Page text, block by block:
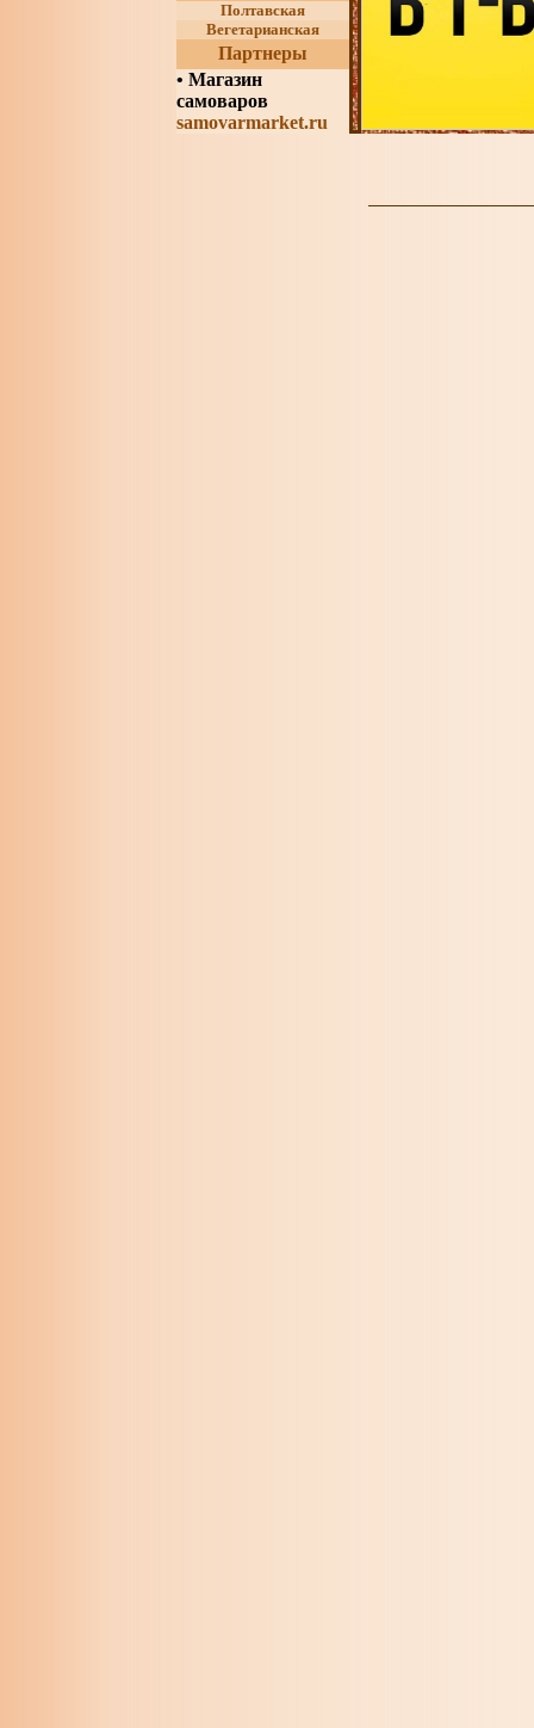
Полтавская
Вегетарианская
Партнеры
• Магазин
самоваров
samovarmarket.ru